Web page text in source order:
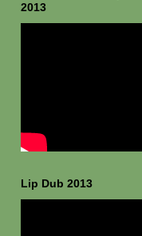
2013
Lip Dub 2013